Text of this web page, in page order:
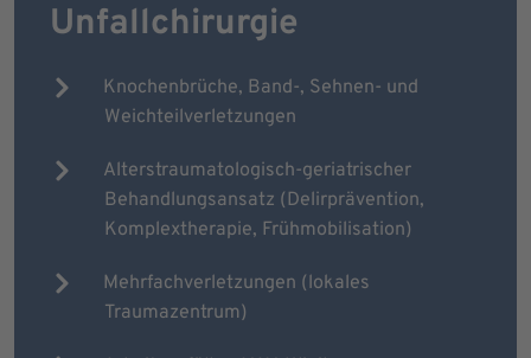
Unfallchirurgie
Knochenbrüche, Band-, Sehnen- und
Weichteilverletzungen
Alterstraumatologisch-geriatrischer
Behandlungsansatz (Delirprävention,
Komplextherapie, Frühmobilisation)
Mehrfachverletzungen (lokales
Traumazentrum)